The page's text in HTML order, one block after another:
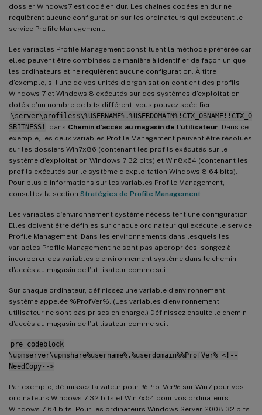
dossier Windows7 est codé en dur. Les chaînes codées en dur ne
requièrent aucune configuration sur les ordinateurs qui exécutent le
service Profile Management.
Les variables Profile Management constituent la méthode préférée car
elles peuvent être combinées de manière à identifier de façon unique
les ordinateurs et ne requièrent aucune configuration. À titre
d’exemple, si l’une de vos unités d’organisation contient des profils
Windows 7 et Windows 8 exécutés sur des systèmes d’exploitation
dotés d’un nombre de bits différent, vous pouvez spécifier
\server\profiles$\%USERNAME%.%USERDOMAIN%!CTX_OSNAME!!CTX_O
SBITNESS!
dans Chemin d’accès au magasin de l’utilisateur . Dans cet
exemple, les deux variables Profile Management peuvent être résolues
sur les dossiers Win7x86 (contenant les profils exécutés sur le
système d’exploitation Windows 7 32 bits) et Win8x64 (contenant les
profils exécutés sur le système d’exploitation Windows 8 64 bits).
Pour plus d’informations sur les variables Profile Management,
consultez la section Stratégies de Profile Management
Les variables d’environnement système nécessitent une configuration.
Elles doivent être définies sur chaque ordinateur qui exécute le service
Profile Management. Dans les environnements dans lesquels les
variables Profile Management ne sont pas appropriées, songez à
incorporer des variables d’environnement système dans le chemin
d’accès au magasin de l’utilisateur comme suit.
Sur chaque ordinateur, définissez une variable d’environnement
système appelée %ProfVer%. (Les variables d’environnement
utilisateur ne sont pas prises en charge.) Définissez ensuite le chemin
d’accès au magasin de l’utilisateur comme suit :
pre codeblock
\upmserver\upmshare%username%.%userdomain%%ProfVer% <!--
NeedCopy-->
Par exemple, définissez la valeur pour %ProfVer% sur Win7 pour vos
ordinateurs Windows 7 32 bits et Win7x64 pour vos ordinateurs
Windows 7 64 bits. Pour les ordinateurs Windows Server 2008 32 bits